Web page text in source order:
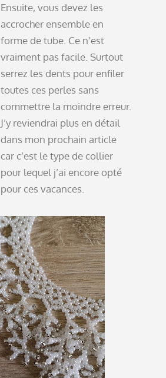
Ensuite, vous devez les
accrocher ensemble en
forme de tube. Ce n’est
vraiment pas facile. Surtout
serrez les dents pour enfiler
toutes ces perles sans
commettre la moindre erreur.
J’y reviendrai plus en détail
dans mon prochain article
car c’est le type de collier
pour lequel j’ai encore opté
pour ces vacances.